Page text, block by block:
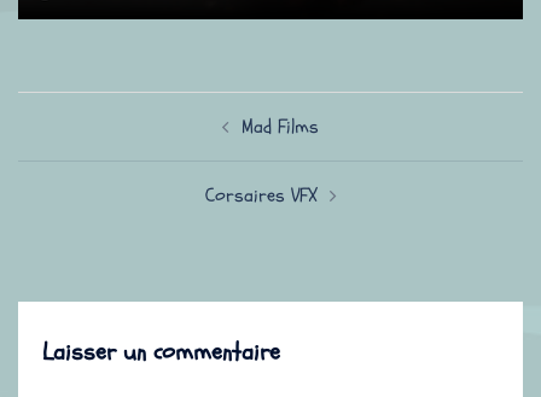
Mad Films
Corsaires VFX
Laisser un commentaire